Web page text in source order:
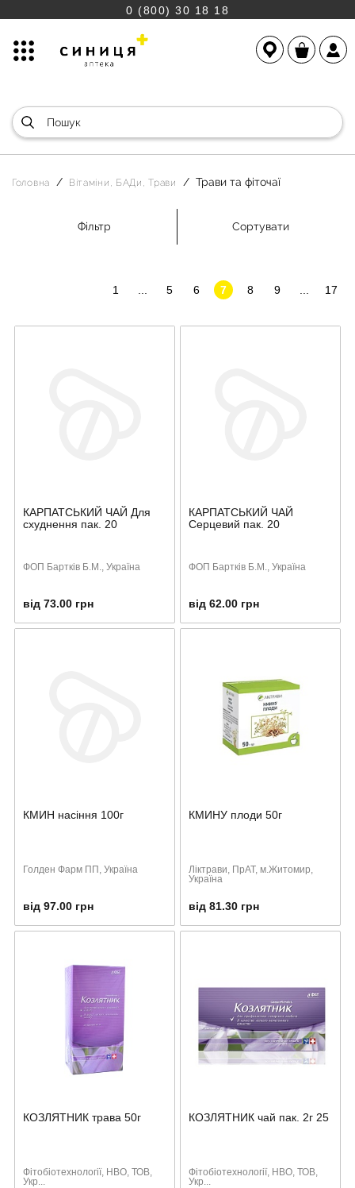
0 (800) 30 18 18
Головна Вітаміни, БАДи, Трави Трави та фіточаї
Фільтр Сортувати
1 5 6 7 8 9 17
КАРПАТСЬКИЙ ЧАЙ Для
схуднення пак. 20
ФОП Бартків Б.М., Україна
від 73.00 грн
КАРПАТСЬКИЙ ЧАЙ
Серцевий пак. 20
ФОП Бартків Б.М., Україна
від 62.00 грн
КМИН насіння 100г
Голден Фарм ПП, Україна
від 97.00 грн
КМИНУ плоди 50г
Ліктрави, ПрАТ, м.Житомир,
Україна
від 81.30 грн
КОЗЛЯТНИК трава 50г
Фітобіотехнології, НВО, ТОВ,
Укр...
КОЗЛЯТНИК чай пак. 2г 25
Фітобіотехнології, НВО, ТОВ,
Укр...